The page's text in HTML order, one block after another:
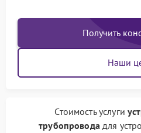
Получить
Наши
Стоимость услуги
трубопроводадля